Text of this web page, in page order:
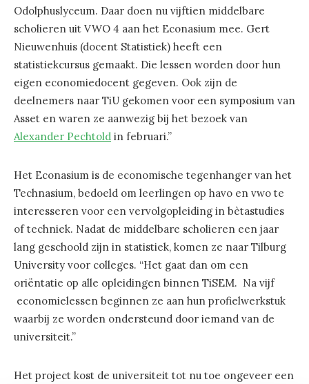
Odolphuslyceum. Daar doen nu vijftien middelbare
scholieren uit VWO 4 aan het Econasium mee. Gert
Nieuwenhuis (docent Statistiek) heeft een
statistiekcursus gemaakt. Die lessen worden door hun
eigen economiedocent gegeven. Ook zijn de
deelnemers naar TiU gekomen voor een symposium van
Asset en waren ze aanwezig bij het bezoek van
Alexander Pechtold in februari.”
Het Econasium is de economische tegenhanger van het
Technasium, bedoeld om leerlingen op havo en vwo te
interesseren voor een vervolgopleiding in bètastudies
of techniek. Nadat de middelbare scholieren een jaar
lang geschoold zijn in statistiek, komen ze naar Tilburg
University voor colleges. “Het gaat dan om een
oriëntatie op alle opleidingen binnen TiSEM. Na vijf
economielessen beginnen ze aan hun profielwerkstuk
waarbij ze worden ondersteund door iemand van de
universiteit.”
Het project kost de universiteit tot nu toe ongeveer een